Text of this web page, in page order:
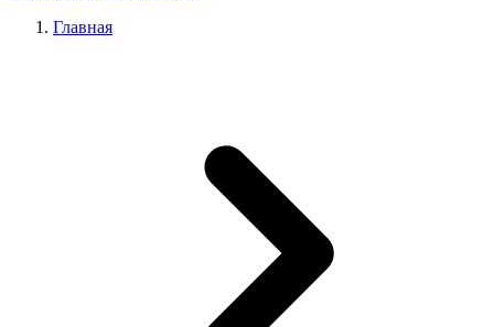
Главная